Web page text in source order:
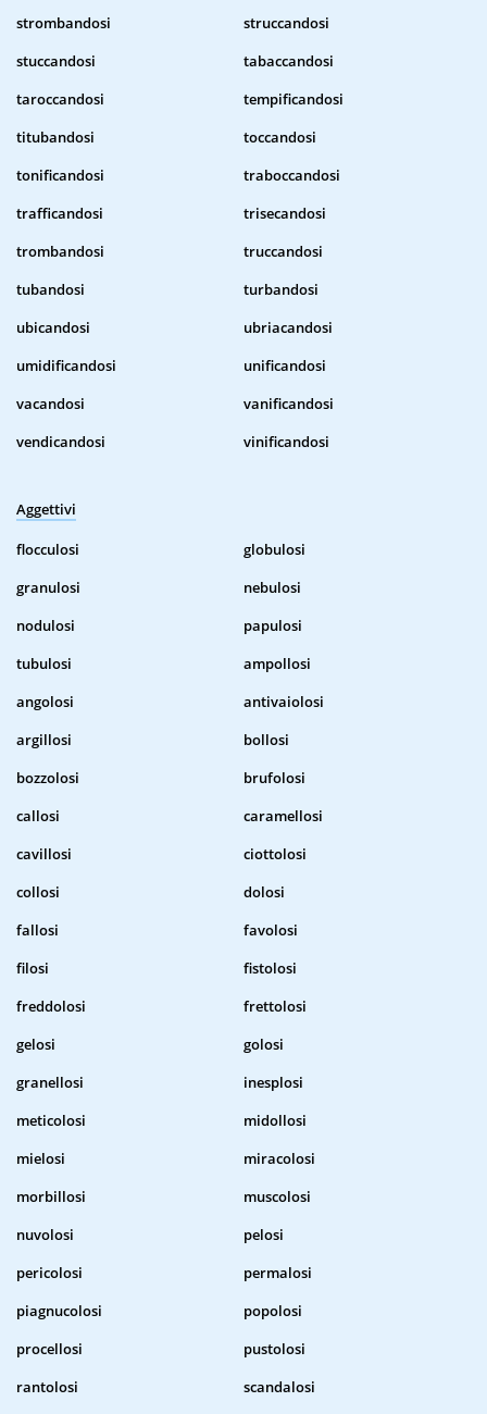
strombandosi
struccandosi
stuccandosi
tabaccandosi
taroccandosi
tempificandosi
titubandosi
toccandosi
tonificandosi
traboccandosi
trafficandosi
trisecandosi
trombandosi
truccandosi
tubandosi
turbandosi
ubicandosi
ubriacandosi
umidificandosi
unificandosi
vacandosi
vanificandosi
vendicandosi
vinificandosi
Aggettivi
flocculosi
globulosi
granulosi
nebulosi
nodulosi
papulosi
tubulosi
ampollosi
angolosi
antivaiolosi
argillosi
bollosi
bozzolosi
brufolosi
callosi
caramellosi
cavillosi
ciottolosi
collosi
dolosi
fallosi
favolosi
filosi
fistolosi
freddolosi
frettolosi
gelosi
golosi
granellosi
inesplosi
meticolosi
midollosi
mielosi
miracolosi
morbillosi
muscolosi
nuvolosi
pelosi
pericolosi
permalosi
piagnucolosi
popolosi
procellosi
pustolosi
rantolosi
scandalosi